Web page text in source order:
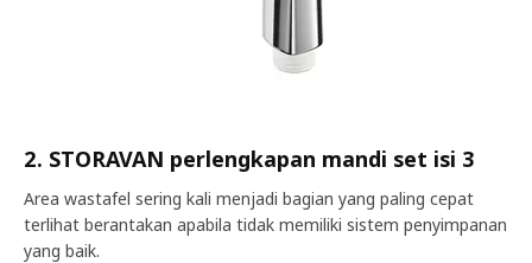
2. STORAVAN perlengkapan mandi set isi 3
Area wastafel sering kali menjadi bagian yang paling cepat
terlihat berantakan apabila tidak memiliki sistem penyimpanan
yang baik.